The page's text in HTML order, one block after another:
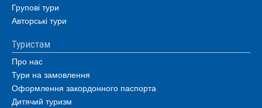
Групові тури
Авторські тури
Туристам
Про нас
Тури на замовлення
Оформлення закордонного паспорта
Дитячий туризм